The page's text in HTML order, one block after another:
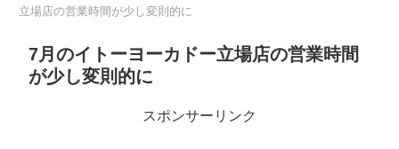
立場店の営業時間が少し変則的に
7月のイトーヨーカドー立場店の営業時間
が少し変則的に
スポンサーリンク